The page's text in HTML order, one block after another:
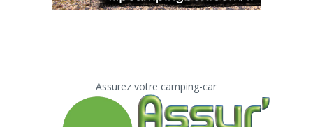
Assurez votre camping-car